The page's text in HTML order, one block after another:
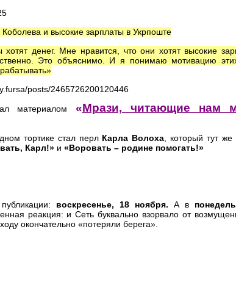
и высокие зарплаты в Укрпоште
денег. Мне нравится, что они хотят высокие
Это объяснимо. И я понимаю мотивацию
posts/2465726200120446
материалом «Мрази, читающие нам
тортике стал перл Карла Волоха , который тут
Карл!» и «Воровать – родине помогать!»
воскресенье, 18 ноября. А в
реакция: и Сеть буквально взорвало от
окончательно «потеряли берега».